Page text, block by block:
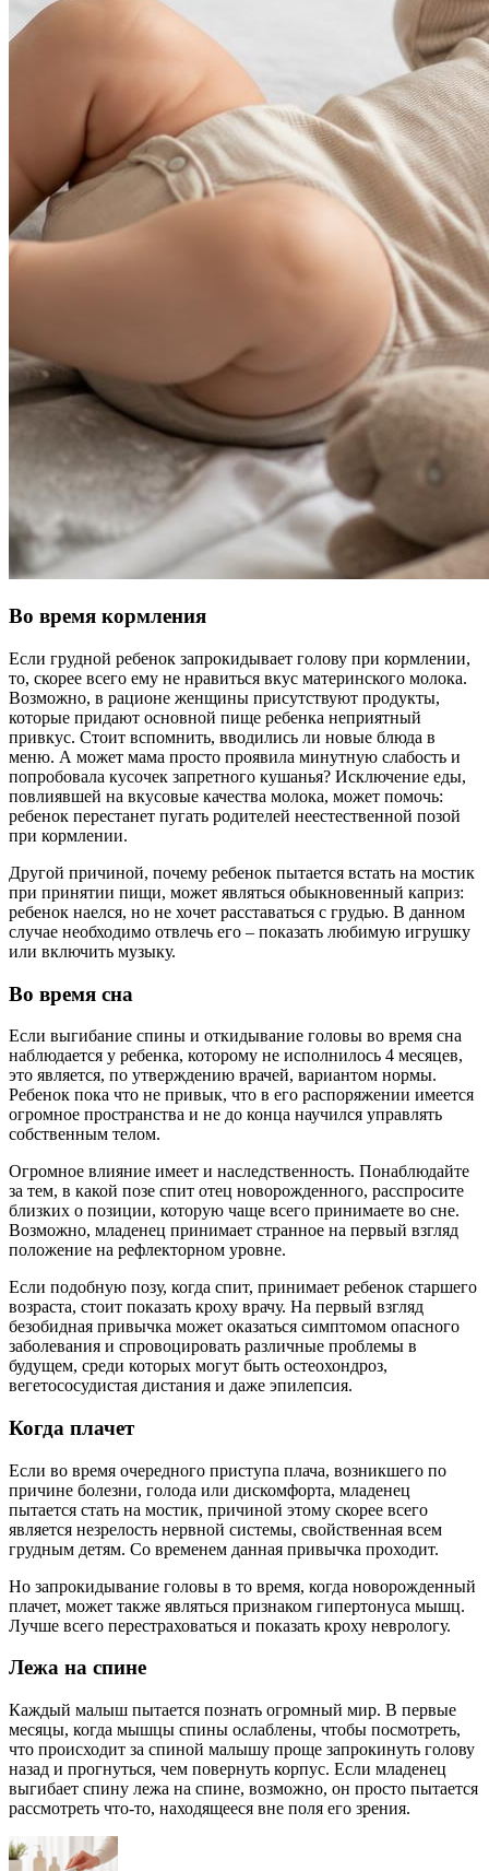
Во время кормления
Если грудной ребенок запрокидывает голову при кормлении,
то, скорее всего ему не нравиться вкус материнского молока.
Возможно, в рационе женщины присутствуют продукты,
которые придают основной пище ребенка неприятный
привкус. Стоит вспомнить, вводились ли новые блюда в
меню. А может мама просто проявила минутную слабость и
попробовала кусочек запретного кушанья? Исключение еды,
повлиявшей на вкусовые качества молока, может помочь:
ребенок перестанет пугать родителей неестественной позой
при кормлении.
Другой причиной, почему ребенок пытается встать на мостик
при принятии пищи, может являться обыкновенный каприз:
ребенок наелся, но не хочет расставаться с грудью. В данном
случае необходимо отвлечь его – показать любимую игрушку
или включить музыку.
Во время сна
Если выгибание спины и откидывание головы во время сна
наблюдается у ребенка, которому не исполнилось 4 месяцев,
это является, по утверждению врачей, вариантом нормы.
Ребенок пока что не привык, что в его распоряжении имеется
огромное пространства и не до конца научился управлять
собственным телом.
Огромное влияние имеет и наследственность. Понаблюдайте
за тем, в какой позе спит отец новорожденного, расспросите
близких о позиции, которую чаще всего принимаете во сне.
Возможно, младенец принимает странное на первый взгляд
положение на рефлекторном уровне.
Если подобную позу, когда спит, принимает ребенок старшего
возраста, стоит показать кроху врачу. На первый взгляд
безобидная привычка может оказаться симптомом опасного
заболевания и спровоцировать различные проблемы в
будущем, среди которых могут быть остеохондроз,
вегетососудистая дистания и даже эпилепсия.
Когда плачет
Если во время очередного приступа плача, возникшего по
причине болезни, голода или дискомфорта, младенец
пытается стать на мостик, причиной этому скорее всего
является незрелость нервной системы, свойственная всем
грудным детям. Со временем данная привычка проходит.
Но запрокидывание головы в то время, когда новорожденный
плачет, может также являться признаком гипертонуса мышц.
Лучше всего перестраховаться и показать кроху неврологу.
Лежа на спине
Каждый малыш пытается познать огромный мир. В первые
месяцы, когда мышцы спины ослаблены, чтобы посмотреть,
что происходит за спиной малышу проще запрокинуть голову
назад и прогнуться, чем повернуть корпус. Если младенец
выгибает спину лежа на спине, возможно, он просто пытается
рассмотреть что-то, находящееся вне поля его зрения.